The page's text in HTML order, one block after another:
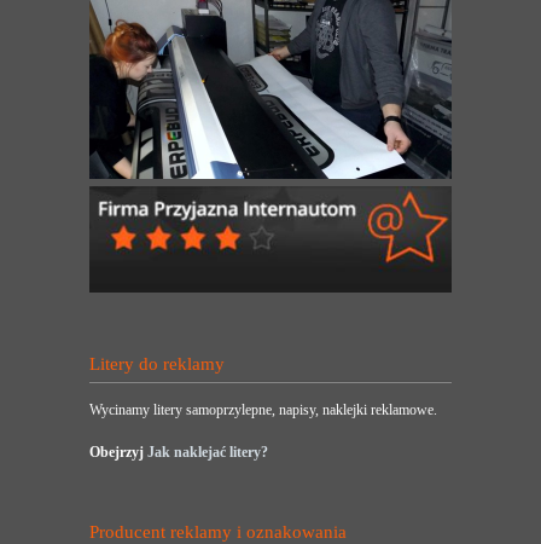
Litery do reklamy
Wycinamy litery samoprzylepne, napisy, naklejki reklamowe.
Obejrzyj Jak naklejać litery?
Producent reklamy i oznakowania